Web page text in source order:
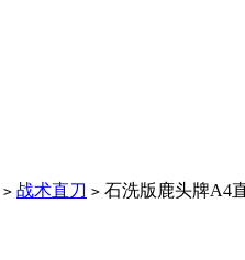
> 战术直刀 > 石洗版鹿头牌A4